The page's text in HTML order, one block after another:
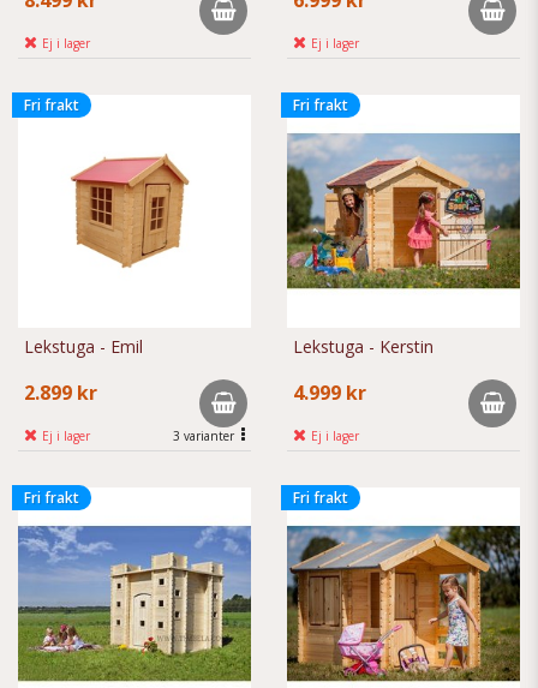
Ej i lager Ej i lager
Fri frakt
Lekstuga - Emil
2.899 kr
Ej i lager 3 varianter
Fri frakt
Lekstuga - Kerstin
4.999 kr
Ej i lager
Fri frakt Fri frakt